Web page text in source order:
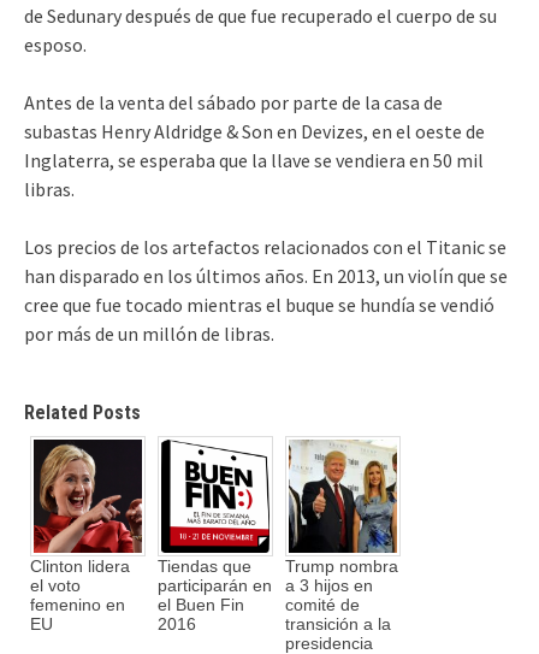
de Sedunary después de que fue recuperado el cuerpo de su
esposo.
Antes de la venta del sábado por parte de la casa de
subastas Henry Aldridge & Son en Devizes, en el oeste de
Inglaterra, se esperaba que la llave se vendiera en 50 mil
libras.
Los precios de los artefactos relacionados con el Titanic se
han disparado en los últimos años. En 2013, un violín que se
cree que fue tocado mientras el buque se hundía se vendió
por más de un millón de libras.
Related Posts
Clinton lidera
el voto
femenino en
EU
Tiendas que
participarán en
el Buen Fin
2016
Trump nombra
a 3 hijos en
comité de
transición a la
presidencia